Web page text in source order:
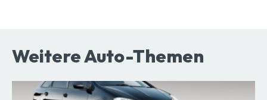
Weitere Auto-Themen